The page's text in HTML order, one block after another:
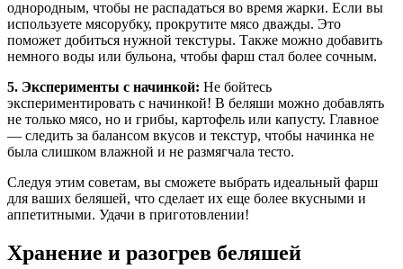
однородным, чтобы не распадаться во время жарки. Если вы
используете мясорубку, прокрутите мясо дважды. Это
поможет добиться нужной текстуры. Также можно добавить
немного воды или бульона, чтобы фарш стал более сочным.
5. Эксперименты с начинкой: Не бойтесь
экспериментировать с начинкой! В беляши можно добавлять
не только мясо, но и грибы, картофель или капусту. Главное
— следить за балансом вкусов и текстур, чтобы начинка не
была слишком влажной и не размягчала тесто.
Следуя этим советам, вы сможете выбрать идеальный фарш
для ваших беляшей, что сделает их еще более вкусными и
аппетитными. Удачи в приготовлении!
Хранение и разогрев беляшей